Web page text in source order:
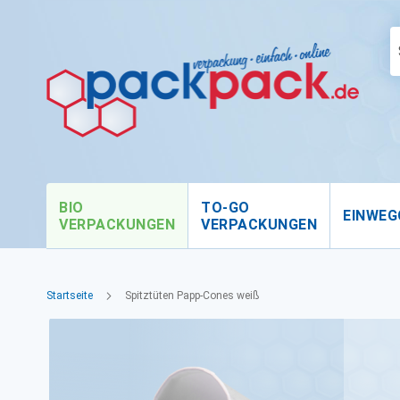
BIO
VERPACKUNGEN
TO-GO
VERPACKUNGEN
Startseite Spitztüten Papp-Cones weiß